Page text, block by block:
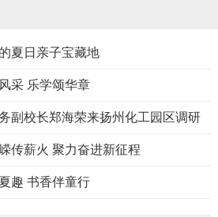
夏日亲子宝藏地
采 乐学颂华章
副校长郑海荣来扬州化工园区调研
传薪火 聚力奋进新征程
趣 书香伴童行